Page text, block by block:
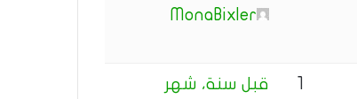
MonaBixler
قبل سنة، شهر